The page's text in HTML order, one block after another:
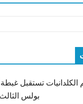
الكلدانيات تستقبل
بولس